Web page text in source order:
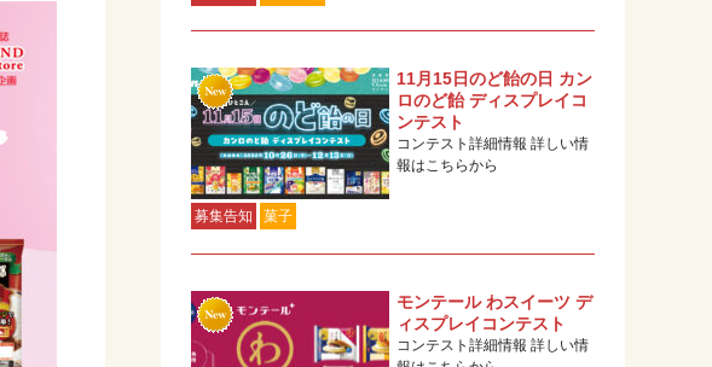
募集告知 菓子
11月15日のど飴の日 カン
ロのど飴 ディスプレイコ
ンテスト
コンテスト詳細情報 詳しい情
報はこちらから
モンテール わスイーツ デ
ィスプレイコンテスト
コンテスト詳細情報 詳しい情